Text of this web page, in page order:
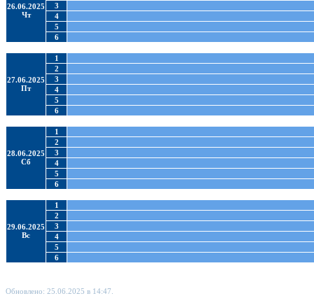
26.06.2025
Чт
3
4
5
6
27.06.2025
Пт
1
2
3
4
5
6
28.06.2025
Сб
1
2
3
4
5
6
29.06.2025
Вс
1
2
3
4
5
6
Обновлено: 25.06.2025 в 14:47.